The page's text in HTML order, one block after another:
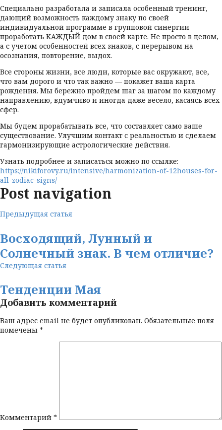
Специально разработала и записала особенный тренинг,
дающий возможность каждому знаку по своей
индивидуальной программе в групповой синергии
проработать КАЖДЫЙ дом в своей карте. Не просто в целом,
а с учетом особенностей всех знаков, с перерывом на
осознания, повторение, выдох.
Все стороны жизни, все люди, которые вас окружают, все,
что вам дорого и что так важно — покажет ваша карта
рождения. Мы бережно пройдем шаг за шагом по каждому
направлению, вдумчиво и иногда даже весело, касаясь всех
сфер.
Мы будем прорабатывать все, что составляет само ваше
существование. Улучшим контакт с реальностью и сделаем
гармонизирующие астрологические действия.
Узнать подробнее и записаться можно по ссылке:
https://nikiforovy.ru/intensive/harmonization-of-12houses-for-
all-zodiac-signs/
Post navigation
Предыдущая статья
Восходящий, Лунный и
Солнечный знак. В чем отличие?
Следующая статья
Тенденции Мая
Добавить комментарий
Ваш адрес email не будет опубликован. Обязательные поля
помечены *
Комментарий *